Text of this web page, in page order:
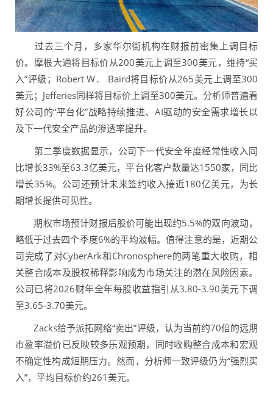
过去三个月，多家华尔街机构在财报前密集上调目标
价。摩根大通将目标价从200美元上调至300美元，维持“买
入”评级；Robert W． Baird将目标价从265美元上调至300
美元；Jefferies同样将目标价上调至300美元。分析师普遍看
好公司的“平台化”战略持续推进、AI驱动的安全需求增长以
及下一代安全产品的渗透率提升。
第二季度数据显示，公司下一代安全年度经常性收入同
比增长33%至63.3亿美元，平台化客户数量达1550家，同比
增长35%。公司还预计未来签约收入接近180亿美元，为长
期增长提供可见性。
期权市场预计财报后股价可能出现约5.5%的双向波动，
略低于过去四个季度6%的平均波幅。值得注意的是，近期公
司完成了对CyberArk和Chronosphere的两笔重大收购，相
关整合成本及股权稀释影响成为市场关注的潜在风险因素。
公司已将2026财年全年每股收益指引从3.80-3.90美元下调
至3.65-3.70美元。
Zacks给予派拓网络“卖出”评级，认为当前约70倍的远期
市盈率溢价已反映较多乐观预期，同时收购整合成本和宏观
不确定性构成短期压力。然而，分析师一致评级仍为“强烈买
入”，平均目标价约261美元。